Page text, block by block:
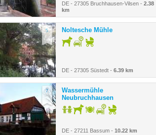
DE - 27305 Bruchhausen-Vilsen - 2.38
km
5. Noltesche Mühle
DE - 27305 Süstedt - 6.39 km
7.
Wassermühle
Neubruchhausen
DE - 27211 Bassum - 10.22 km